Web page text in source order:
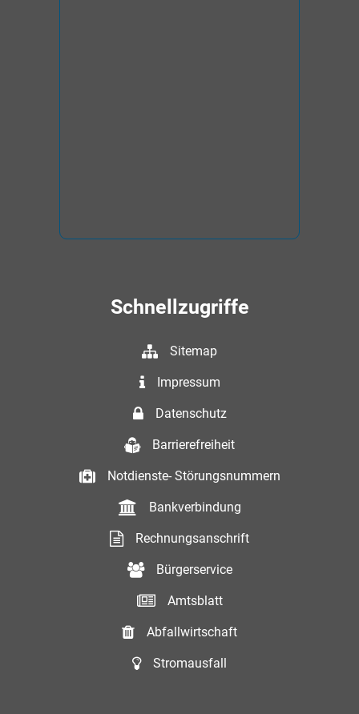
Schnellzugriffe
Sitemap
Impressum
Datenschutz
Barrierefreiheit
Notdienste- Störungsnummern
Bankverbindung
Rechnungsanschrift
Bürgerservice
Amtsblatt
Abfallwirtschaft
Stromausfall